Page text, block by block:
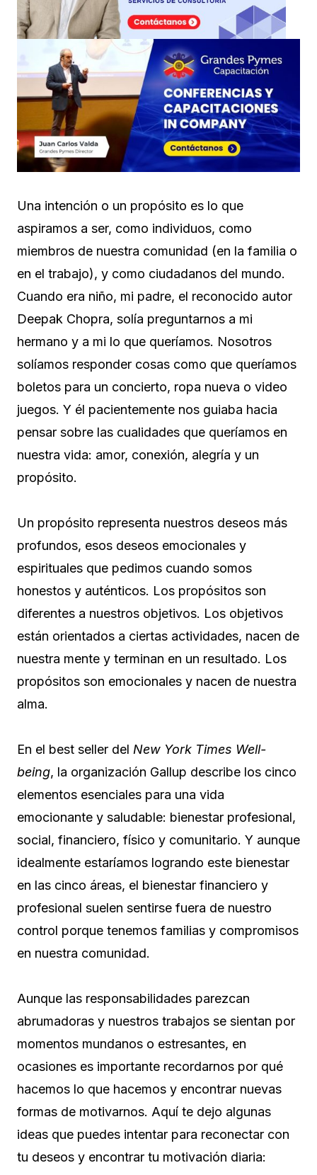
Una intención o un propósito es lo que
aspiramos a ser, como individuos, como
miembros de nuestra comunidad (en la familia o
en el trabajo), y como ciudadanos del mundo.
Cuando era niño, mi padre, el reconocido autor
Deepak Chopra, solía preguntarnos a mi
hermano y a mi lo que queríamos. Nosotros
solíamos responder cosas como que queríamos
boletos para un concierto, ropa nueva o video
juegos. Y él pacientemente nos guiaba hacia
pensar sobre las cualidades que queríamos en
nuestra vida: amor, conexión, alegría y un
propósito.
Un propósito representa nuestros deseos más
profundos, esos deseos emocionales y
espirituales que pedimos cuando somos
honestos y auténticos. Los propósitos son
diferentes a nuestros objetivos. Los objetivos
están orientados a ciertas actividades, nacen de
nuestra mente y terminan en un resultado. Los
propósitos son emocionales y nacen de nuestra
alma.
En el best seller del New York Times Well-
being, la organización Gallup describe los cinco
elementos esenciales para una vida
emocionante y saludable: bienestar profesional,
social, financiero, físico y comunitario. Y aunque
idealmente estaríamos logrando este bienestar
en las cinco áreas, el bienestar financiero y
profesional suelen sentirse fuera de nuestro
control porque tenemos familias y compromisos
en nuestra comunidad.
Aunque las responsabilidades parezcan
abrumadoras y nuestros trabajos se sientan por
momentos mundanos o estresantes, en
ocasiones es importante recordarnos por qué
hacemos lo que hacemos y encontrar nuevas
formas de motivarnos. Aquí te dejo algunas
ideas que puedes intentar para reconectar con
tu deseos y encontrar tu motivación diaria: